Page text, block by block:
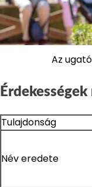
Az
Tulajdonság
Név eredete